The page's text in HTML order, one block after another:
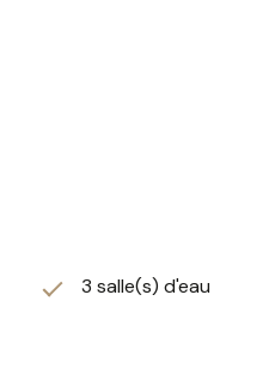
poêle à bois, chauffe-eau
cette opportunité : une
3 salle(s) d'eau